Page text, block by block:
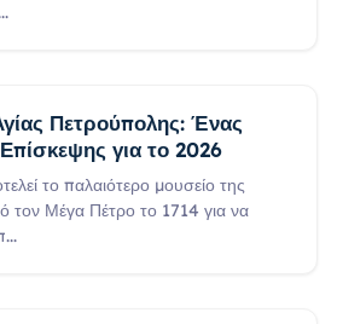
Πετρούπολης: Ένας
για το 2026
το παλαιότερο μουσείο της
τον Μέγα Πέτρο το 1714 για να
...